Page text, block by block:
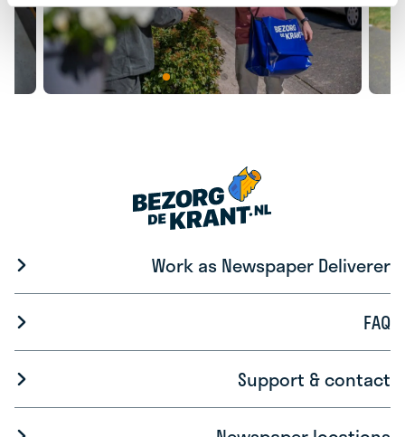
Work as Newspaper Deliverer
FAQ
Support & contact